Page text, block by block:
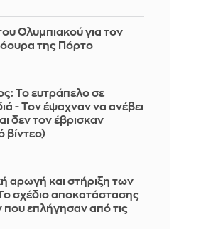
Ολυμπιακού για τον
της Πόρτο
Το ευτράπελο σε
- Τον έψαχναν να ανέβει
δεν τον έβρισκαν
βίντεο)
αρωγή και στήριξη των
σχέδιο αποκατάστασης
που επλήγησαν από τις